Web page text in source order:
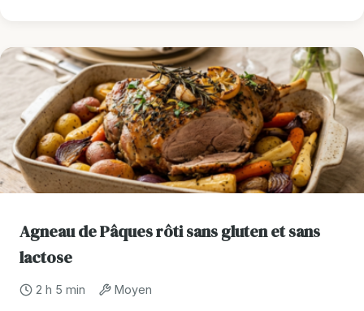
Agneau de Pâques rôti sans gluten et sans
lactose
2 h 5 min Moyen